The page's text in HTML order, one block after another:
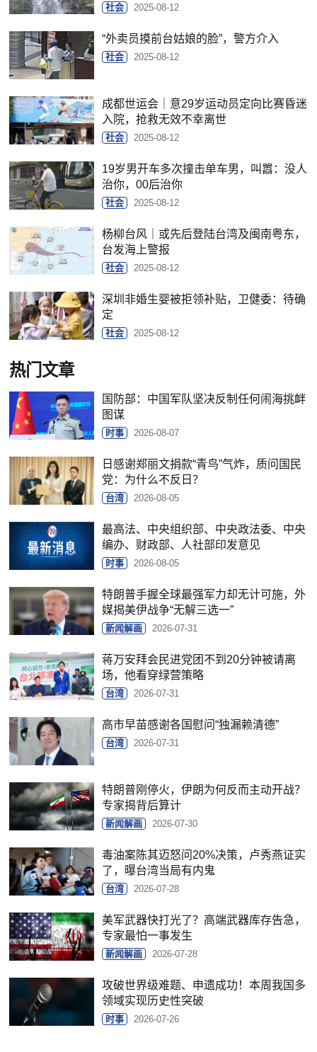
社会 2025-08-12
“外卖员摸前台姑娘的脸”，警方介入
社会 2025-08-12
成都世运会｜意29岁运动员定向比赛昏迷
入院，抢救无效不幸离世
社会 2025-08-12
19岁男开车多次撞击单车男，叫嚣：没人
治你，00后治你
社会 2025-08-12
杨柳台风｜或先后登陆台湾及闽南粤东，
台发海上警报
社会 2025-08-12
深圳非婚生婴被拒领补贴，卫健委：待确
定
社会 2025-08-12
热门文章
国防部：中国军队坚决反制任何闹海挑衅
图谋
时事 2026-08-07
日感谢郑丽文捐款“青鸟”气炸，质问国民
党：为什么不反日？
台湾 2026-08-05
最高法、中央组织部、中央政法委、中央
编办、财政部、人社部印发意见
时事 2026-08-05
特朗普手握全球最强军力却无计可施，外
媒揭美伊战争“无解三选一”
新闻解画 2026-07-31
蒋万安拜会民进党团不到20分钟被请离
场，他看穿绿营策略
台湾 2026-07-31
高市早苗感谢各国慰问“独漏赖清德”
台湾 2026-07-31
特朗普刚停火，伊朗为何反而主动开战？
专家揭背后算计
新闻解画 2026-07-30
毒油案陈其迈怒问20%决策，卢秀燕证实
了，曝台湾当局有内鬼
台湾 2026-07-28
美军武器快打光了？高端武器库存告急，
专家最怕一事发生
新闻解画 2026-07-28
攻破世界级难题、申遗成功！本周我国多
领域实现历史性突破
时事 2026-07-26